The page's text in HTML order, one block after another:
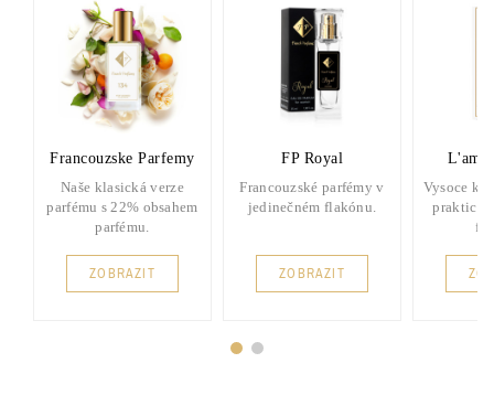
Francouzske Parfemy
Naše klasická verze
parfému s 22% obsahem
parfému.
ZOBRAZIT
FP Royal
Francouzské parfémy v
jedinečném flakónu.
ZOBRAZIT
Vysoce